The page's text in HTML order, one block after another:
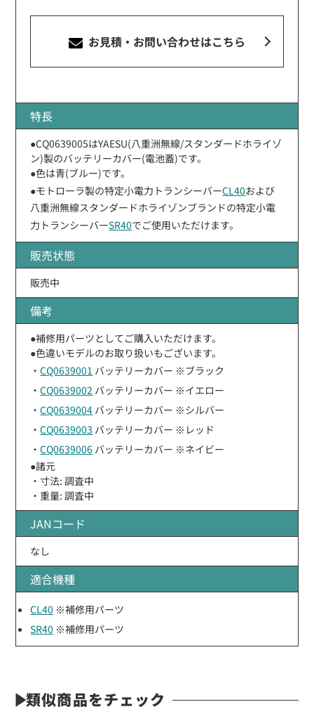
お見積・お問い合わせはこちら
特長
●CQ0639005はYAESU(八重洲無線/スタンダードホライゾ
ン)製のバッテリーカバー(電池蓋)です。
●色は青(ブルー)です。
●モトローラ製の特定小電力トランシーバーCL40および
八重洲無線スタンダードホライゾンブランドの特定小電
力トランシーバーSR40でご使用いただけます。
販売状態
販売中
備考
●補修用パーツとしてご購入いただけます。
●色違いモデルのお取り扱いもございます。
・CQ0639001 バッテリーカバー ※ブラック
・CQ0639002 バッテリーカバー ※イエロー
・CQ0639004 バッテリーカバー ※シルバー
・CQ0639003 バッテリーカバー ※レッド
・CQ0639006 バッテリーカバー ※ネイビー
●諸元
・寸法: 調査中
・重量: 調査中
JANコード
なし
適合機種
CL40 ※補修用パーツ
SR40 ※補修用パーツ
類似商品をチェック